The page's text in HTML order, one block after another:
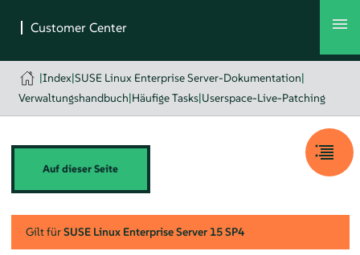
|Index|SUSE Linux Enterprise Server-Dokumentation|
Verwaltungshandbuch|Häufige Tasks|Userspace-Live-Patching
Auf dieser Seite
Gilt fürSUSE Linux Enterprise Server 15 SP4